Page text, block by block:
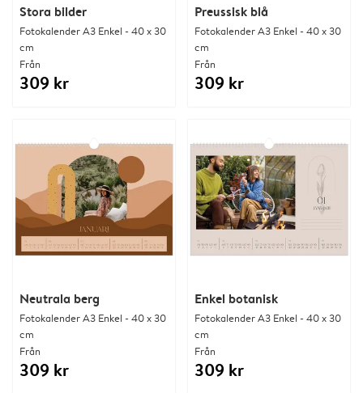
Stora bilder
Fotokalender A3 Enkel - 40 x 30
cm
Från
309 kr
Preussisk blå
Fotokalender A3 Enkel - 40 x 30
cm
Från
309 kr
Neutrala berg
Fotokalender A3 Enkel - 40 x 30
cm
Från
309 kr
Enkel botanisk
Fotokalender A3 Enkel - 40 x 30
cm
Från
309 kr